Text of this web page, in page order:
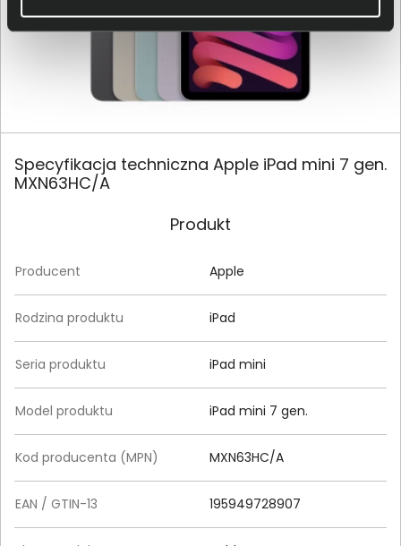
Specyfikacja techniczna Apple iPad mini 7 gen.
MXN63HC/A
Produkt
Producent Apple
Rodzina produktu iPad
Seria produktu iPad mini
Model produktu iPad mini 7 gen.
Kod producenta (MPN) MXN63HC/A
EAN / GTIN-13 195949728907